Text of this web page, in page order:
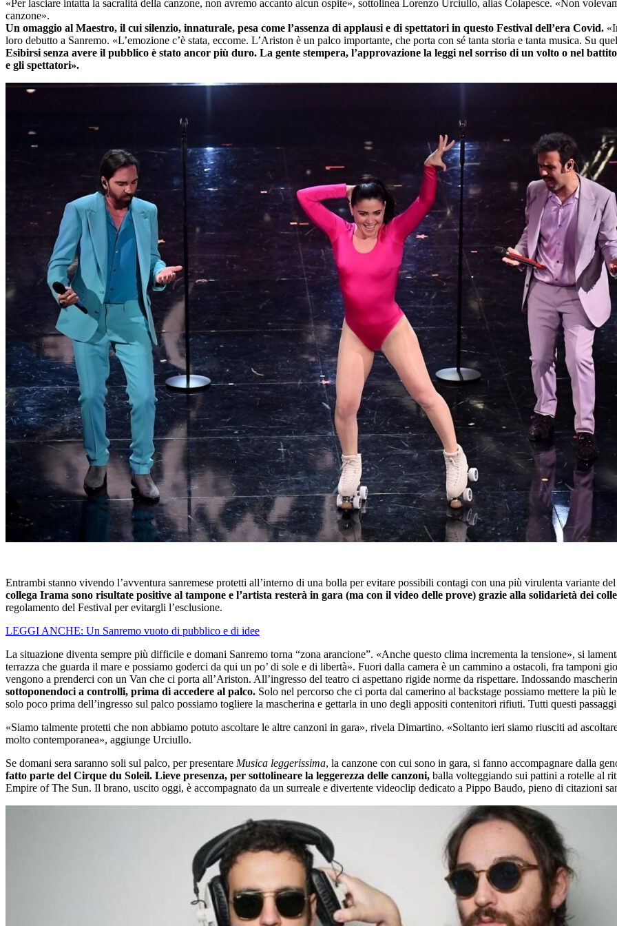
«Per lasciare intatta la sacralità della canzone, non avremo accanto alcun ospite», sottolinea Lorenzo Urciullo, alias Colapesce. «Non
canzone».
Un omaggio al Maestro, il cui silenzio, innaturale, pesa come l’assenza di applausi e di spettatori in questo Festival dell’era Covid.
loro debutto a Sanremo. «L’emozione c’è stata, eccome. L’Ariston è un palco importante, che porta con sé tanta storia e tanta musica. Su
Esibirsi senza avere il pubblico è stato ancor più duro. La gente stempera, l’approvazione la leggi nel sorriso di un volto o nel
e gli spettatori».
Entrambi stanno vivendo l’avventura sanremese protetti all’interno di una bolla per evitare possibili contagi con una più virulenta variante
collega Irama sono risultate positive al tampone e l’artista resterà in gara (ma con il video delle prove) grazie alla solidarietà dei
regolamento del Festival per evitargli l’esclusione.
LEGGI ANCHE: Un Sanremo vuoto di pubblico e di idee
La situazione diventa sempre più difficile e domani Sanremo torna “zona arancione”. «Anche questo clima incrementa la tensione», si
terrazza che guarda il mare e possiamo goderci da qui un po’ di sole e di libertà». Fuori dalla camera è un cammino a ostacoli, fra tamponi
vengono a prenderci con un Van che ci porta all’Ariston. All’ingresso del teatro ci aspettano rigide norme da rispettare. Indossando
sottoponendoci a controlli, prima di accedere al palco. Solo nel percorso che ci porta dal camerino al backstage possiamo mettere la più
solo poco prima dell’ingresso sul palco possiamo togliere la mascherina e gettarla in uno degli appositi contenitori rifiuti. Tutti questi
«Siamo talmente protetti che non abbiamo potuto ascoltare le altre canzoni in gara», rivela Dimartino. «Soltanto ieri siamo riusciti ad
molto contemporanea», aggiunge Urciullo.
Se domani sera saranno soli sul palco, per presentare Musica leggerissima, la canzone con cui sono in gara, si fanno accompagnare dalla
fatto parte del Cirque du Soleil. Lieve presenza, per sottolineare la leggerezza delle canzoni, balla volteggiando sui pattini a rotelle al
Empire of The Sun. Il brano, uscito oggi, è accompagnato da un surreale e divertente videoclip dedicato a Pippo Baudo, pieno di citazioni